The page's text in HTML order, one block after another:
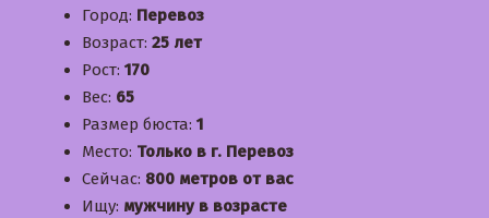
Город: Перевоз
Возраст: 25 лет
Рост: 170
Вес: 65
Размер бюста: 1
Место: Только в г. Перевоз
Сейчас: 800 метров от вас
Ищу: мужчину в возрасте